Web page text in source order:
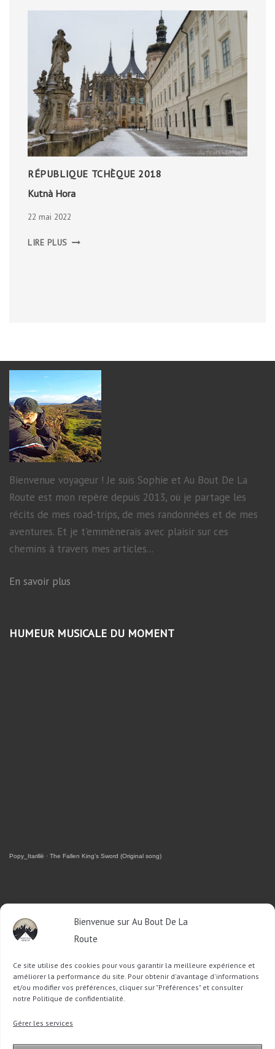
Bienvenue sur Au Bout De La
Route
Ce site utilise des cookies pour vous garantir la meilleure expérience et
améliorer la performance du site. Pour obtenir d'avantage d'informations
et/ou modifier vos préférences, cliquer sur "Préférences" et consulter
notre Politique de confidentialité.
Gérer les services
RÉPUBLIQUE TCHÈQUE 2018
Kutnà Hora
22 mai 2022
LIRE PLUS HORA
Bienvenue voyageur ! Je suis Sophie et Au Bout De La
Route est mon repère depuis 2013, où je partage les
récits de mes road-trips, de mes randonnées et de mes
aventures. Et je t'emmènerais avec plaisir sur ces
chemins à travers mes articles...
En savoir plus
HUMEUR MUSICALE DU MOMENT
Popy_Itarillë · The Fallen King's Sword (Original song)
RETROUVEZ-MOI SUR FACEBOOK
OU SUR TWITTER
Follow @Sophie_ABDLRTweet to @Sophie_ABDLR